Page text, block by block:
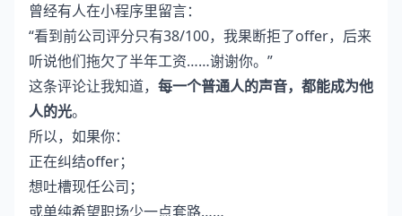
曾经有人在小程序里留言：
“看到前公司评分只有38/100，我果断拒了offer，后来
听说他们拖欠了半年工资……谢谢你。”
这条评论让我知道， 每一个普通人的声音，都能成为他
人的光。
所以，如果你：
正在纠结offer；
想吐槽现任公司；
或单纯希望职场少一点套路……